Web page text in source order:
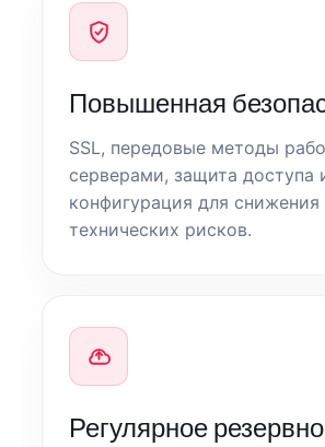
Повышенная
SSL, передовые методы
серверами, защита доступа
конфигурация для снижения
технических рисков.
Регулярное